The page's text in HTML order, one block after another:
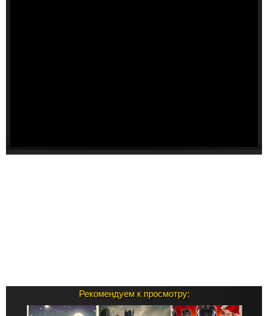
Рекомендуем к просмотру: